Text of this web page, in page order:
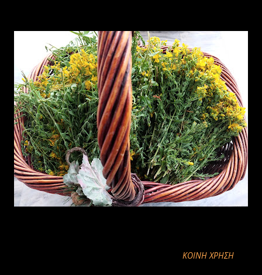
ΚΟΙΝΉ ΧΡΉΣΗ